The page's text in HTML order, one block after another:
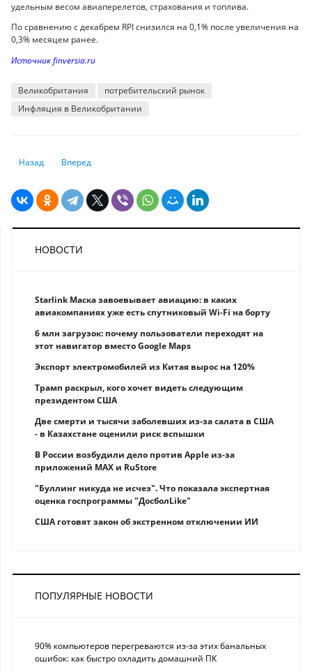
удельным весом авиаперелетов, страхования и топлива.
По сравнению с декабрем RPI снизился на 0,1% после увеличения на
0,3% месяцем ранее.
Источник finversia.ru
Великобритания
потребительский рынок
Инфляция в Великобритании
Предыдущий: Глобальная инфляция вернулась к целевым
Назад Следующий: Глобальный саммит обязывает 58 стран
Вперед
НОВОСТИ
Starlink Маска завоевывает авиацию: в каких
авиакомпаниях уже есть спутниковый Wi-Fi на борту
6 млн загрузок: почему пользователи переходят на
этот навигатор вместо Google Maps
Экспорт электромобилей из Китая вырос на 120%
Трамп раскрыл, кого хочет видеть следующим
президентом США
Две смерти и тысячи заболевших из-за салата в США
- в Казахстане оценили риск вспышки
В России возбудили дело против Apple из-за
приложений MAX и RuStore
"Буллинг никуда не исчез". Что показала экспертная
оценка госпрограммы "ДосболLike"
США готовят закон об экстренном отключении ИИ
ПОПУЛЯРНЫЕ НОВОСТИ
90% компьютеров перегреваются из-за этих банальных
ошибок: как быстро охладить домашний ПК